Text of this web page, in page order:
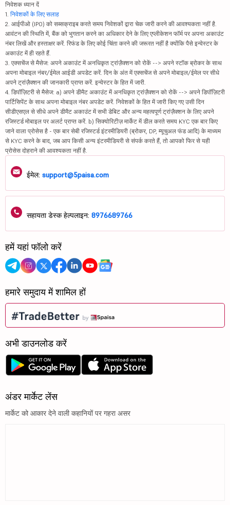
निवेशक ध्यान दें
1. निवेशकों के लिए सलाह
2. आईपीओ (IPO) को सब्सक्राइब करते समय निवेशकों द्वारा चेक जारी करने की आवश्यकता नहीं है.
आवंटन की स्थिति में, बैंक को भुगतान करने का अधिकार देने के लिए एप्लीकेशन फॉर्म पर अपना अकाउंट
नंबर लिखें और हस्ताक्षर करें. रिफंड के लिए कोई चिंता करने की जरूरत नहीं है क्योंकि पैसे इन्वेस्टर के
अकाउंट में ही रहते हैं.
3. एक्सचेंज से मैसेज: अपने अकाउंट में अनधिकृत ट्रांज़ैक्शन को रोकें --> अपने स्टॉक ब्रोकर के साथ
अपना मोबाइल नंबर/ईमेल आईडी अपडेट करें. दिन के अंत में एक्सचेंज से अपने मोबाइल/ईमेल पर सीधे
अपने ट्रांज़ैक्शन की जानकारी प्राप्त करें. इन्वेस्टर के हित में जारी.
4. डिपॉज़िटरी से मैसेज: a) अपने डीमैट अकाउंट में अनधिकृत ट्रांज़ैक्शन को रोकें --> अपने डिपॉज़िटरी
पार्टिसिपेंट के साथ अपना मोबाइल नंबर अपडेट करें. निवेशकों के हित में जारी किए गए उसी दिन
सीडीएसएल से सीधे अपने डीमैट अकाउंट में सभी डेबिट और अन्य महत्वपूर्ण ट्रांज़ैक्शन के लिए अपने
रजिस्टर्ड मोबाइल पर अलर्ट प्राप्त करें. b) सिक्योरिटीज़ मार्केट में डील करते समय KYC एक बार किए
जाने वाला प्रोसेस है - एक बार सेबी रजिस्टर्ड इंटरमीडियरी (ब्रोकर, DP, म्यूचुअल फंड आदि) के माध्यम
से KYC करने के बाद, जब आप किसी अन्य इंटरमीडियरी से संपर्क करते हैं, तो आपको फिर से यही
प्रोसेस दोहराने की आवश्यकता नहीं है.
ईमेल: support@5paisa.com
सहायता डेस्क हेल्पलाइन: 8976689766
हमें यहां फॉलो करें
हमारे समुदाय में शामिल हों
अभी डाउनलोड करें
अंडर मार्केट लेंस
मार्केट को आकार देने वाली कहानियों पर गहरा असर